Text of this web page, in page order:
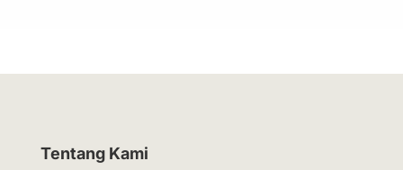
Tentang Kami